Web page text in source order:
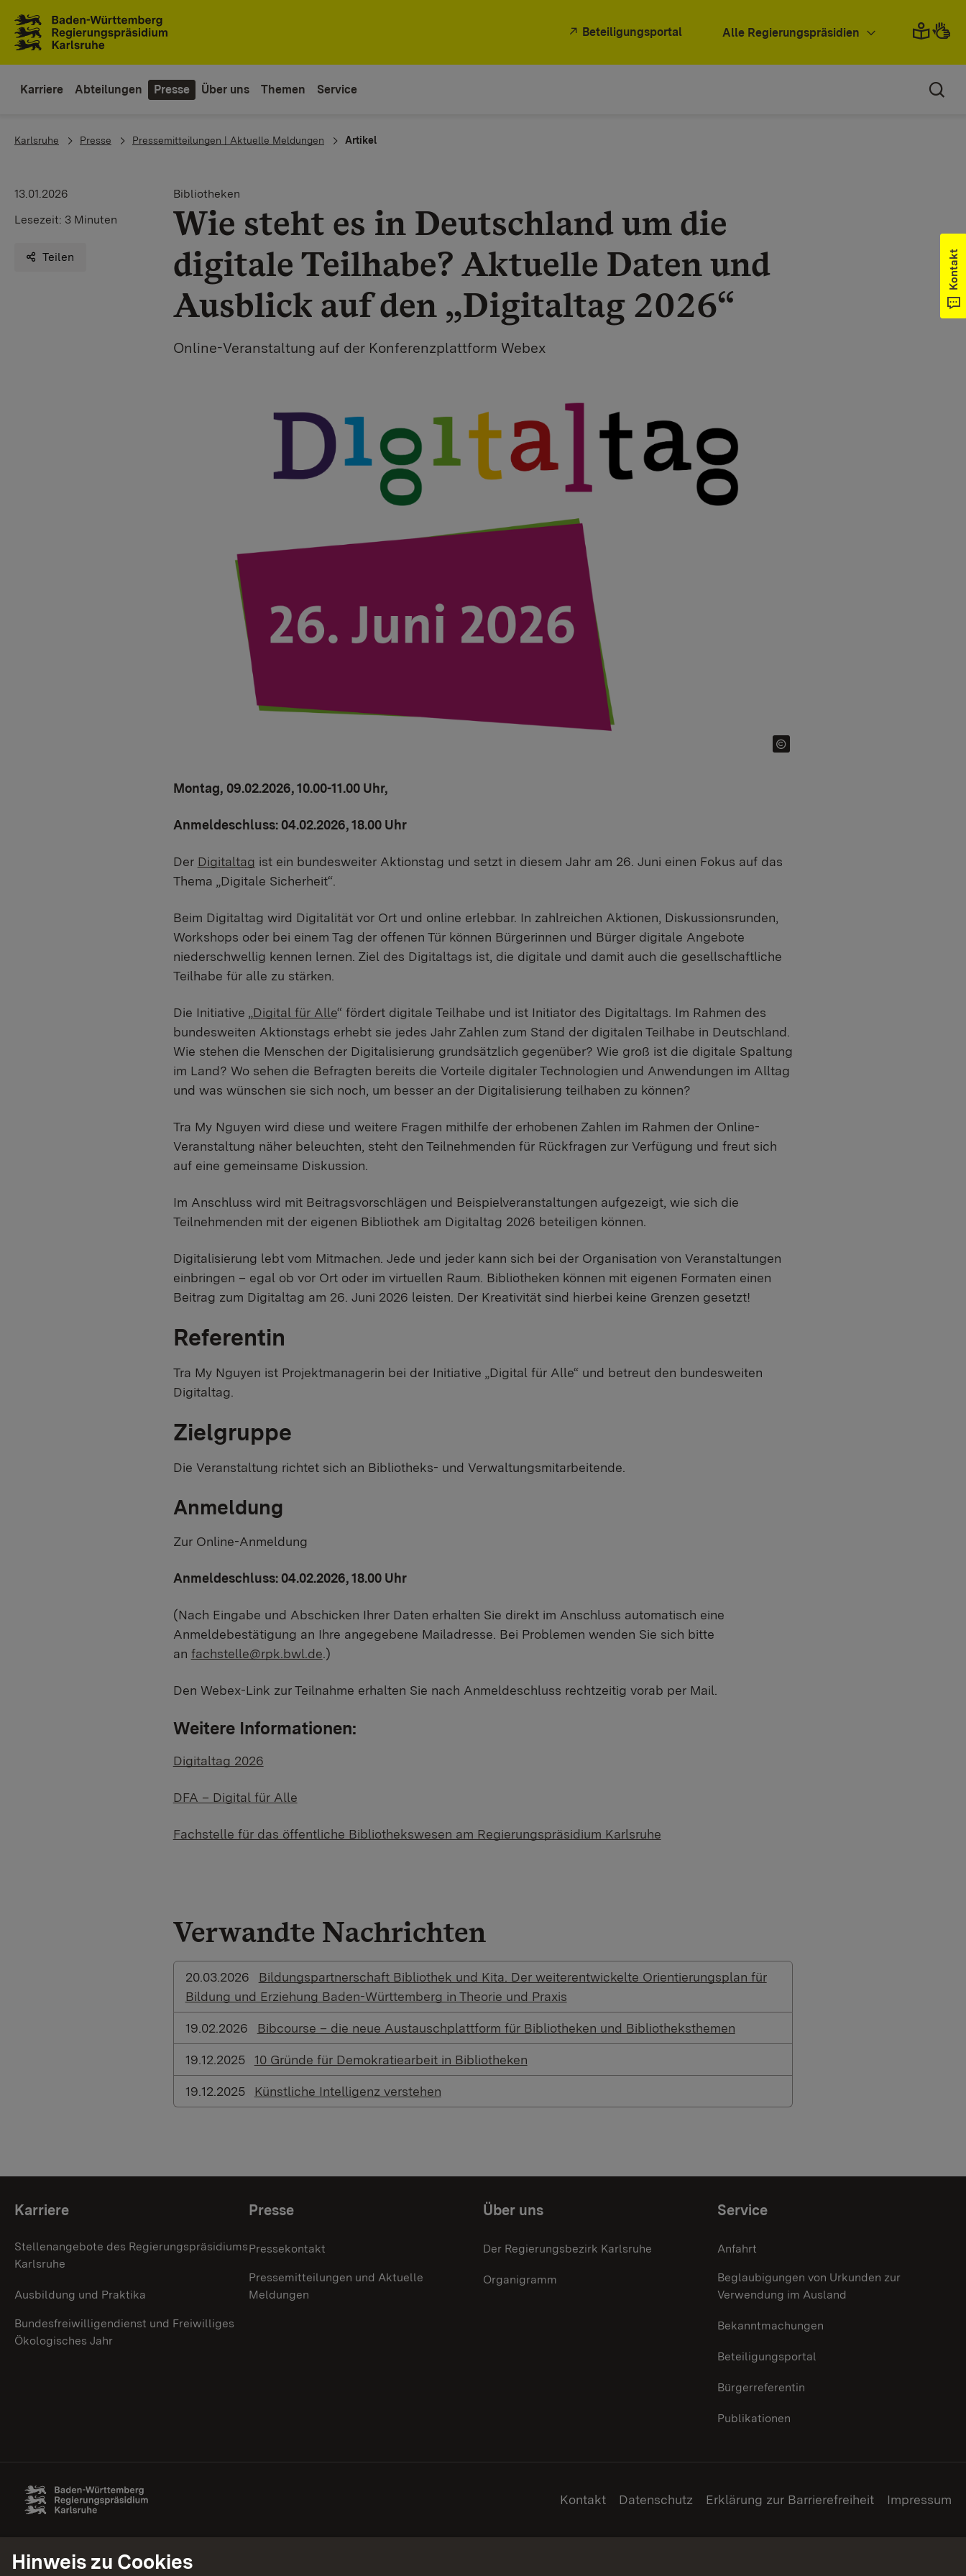
Beteiligungsportal Alle Regierungspräsidien
Karriere Abteilungen Presse Über uns Themen Service
You are here:
Karlsruhe Presse Pressemitteilungen | Aktuelle Meldungen Artikel
13.01.2026
Lesezeit: 3 Minuten
Teilen
Bibliotheken
Wie steht es in Deutschland um die
digitale Teilhabe? Aktuelle Daten und
Ausblick auf den „Digitaltag 2026“
Online-Veranstaltung auf der Konferenzplattform Webex
Montag, 09.02.2026, 10.00-11.00 Uhr,
Anmeldeschluss: 04.02.2026, 18.00 Uhr
Der Digitaltag ist ein bundesweiter Aktionstag und setzt in diesem Jahr am 26. Juni einen Fokus auf das
Thema „Digitale Sicherheit“.
Beim Digitaltag wird Digitalität vor Ort und online erlebbar. In zahlreichen Aktionen, Diskussionsrunden,
Workshops oder bei einem Tag der offenen Tür können Bürgerinnen und Bürger digitale Angebote
niederschwellig kennen lernen. Ziel des Digitaltags ist, die digitale und damit auch die gesellschaftliche
Teilhabe für alle zu stärken.
Die Initiative „ Digital für Alle“ fördert digitale Teilhabe und ist Initiator des Digitaltags. Im Rahmen des
bundesweiten Aktionstags erhebt sie jedes Jahr Zahlen zum Stand der digitalen Teilhabe in Deutschland.
Wie stehen die Menschen der Digitalisierung grundsätzlich gegenüber? Wie groß ist die digitale Spaltung
im Land? Wo sehen die Befragten bereits die Vorteile digitaler Technologien und Anwendungen im Alltag
und was wünschen sie sich noch, um besser an der Digitalisierung teilhaben zu können?
Tra My Nguyen wird diese und weitere Fragen mithilfe der erhobenen Zahlen im Rahmen der Online-
Veranstaltung näher beleuchten, steht den Teilnehmenden für Rückfragen zur Verfügung und freut sich
auf eine gemeinsame Diskussion.
Im Anschluss wird mit Beitragsvorschlägen und Beispielveranstaltungen aufgezeigt, wie sich die
Teilnehmenden mit der eigenen Bibliothek am Digitaltag 2026 beteiligen können.
Digitalisierung lebt vom Mitmachen. Jede und jeder kann sich bei der Organisation von Veranstaltungen
einbringen – egal ob vor Ort oder im virtuellen Raum. Bibliotheken können mit eigenen Formaten einen
Beitrag zum Digitaltag am 26. Juni 2026 leisten. Der Kreativität sind hierbei keine Grenzen gesetzt!
Referentin
Tra My Nguyen ist Projektmanagerin bei der Initiative „Digital für Alle“ und betreut den bundesweiten
Digitaltag.
Zielgruppe
Die Veranstaltung richtet sich an Bibliotheks- und Verwaltungsmitarbeitende.
Anmeldung
Zur Online-Anmeldung
Anmeldeschluss: 04.02.2026, 18.00 Uhr
(Nach Eingabe und Abschicken Ihrer Daten erhalten Sie direkt im Anschluss automatisch eine
Anmeldebestätigung an Ihre angegebene Mailadresse. Bei Problemen wenden Sie sich bitte
an fachstelle@rpk.bwl.de .)
Den Webex-Link zur Teilnahme erhalten Sie nach Anmeldeschluss rechtzeitig vorab per Mail.
Weitere Informationen:
Digitaltag 2026
DFA – Digital für Alle
Fachstelle für das öffentliche Bibliothekswesen am Regierungspräsidium Karlsruhe
Verwandte Nachrichten
20.03.2026
Bildungspartnerschaft Bibliothek und Kita. Der weiterentwickelte Orientierungsplan für
Bildung und Erziehung Baden-Württemberg in Theorie und Praxis
19.02.2026 Bibcourse – die neue Austauschplattform für Bibliotheken und Bibliotheksthemen
19.12.2025 10 Gründe für Demokratiearbeit in Bibliotheken
19.12.2025 Künstliche Intelligenz verstehen
Kontakt
Themenübersicht
Karriere
Stellenangebote des Regierungspräsidiums
Karlsruhe
Ausbildung und Praktika
Bundesfreiwilligendienst und Freiwilliges
Ökologisches Jahr
Presse
Pressekontakt
Pressemitteilungen und Aktuelle
Meldungen
Über uns
Der Regierungsbezirk Karlsruhe
Organigramm
Service
Anfahrt
Beglaubigungen von Urkunden zur
Verwendung im Ausland
Bekanntmachungen
Beteiligungsportal
Bürgerreferentin
Publikationen
Kontakt Datenschutz Erklärung zur Barrierefreiheit Impressum
Hinweis zu Cookies